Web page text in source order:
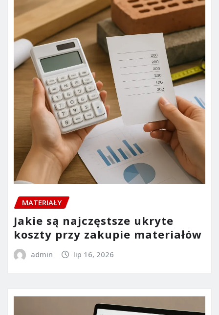
MATERIAŁY
Jakie są najczęstsze ukryte
koszty przy zakupie materiałów
admin lip 16, 2026